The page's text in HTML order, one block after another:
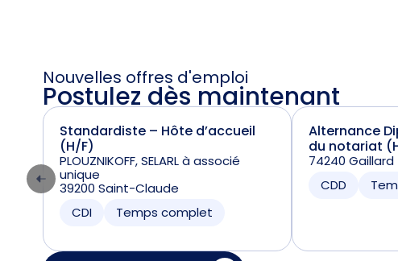
Nouvelles offres d'emploi
Postulez dès maintenant
Standardiste – Hôte d’accueil
(H/F)
PLOUZNIKOFF, SELARL à associé
unique
39200 Saint-Claude
CDI
Temps complet
Alternance
du notariat
74240 Gaillard
CDD